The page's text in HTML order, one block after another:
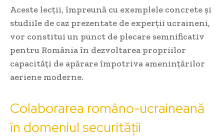
Aceste lecții, împreună cu exemplele concrete și
studiile de caz prezentate de experții ucraineni,
vor constitui un punct de plecare semnificativ
pentru România în dezvoltarea propriilor
capacități de apărare împotriva amenințărilor
aeriene moderne.
Colaborarea româno-ucraineană
în domeniul securității